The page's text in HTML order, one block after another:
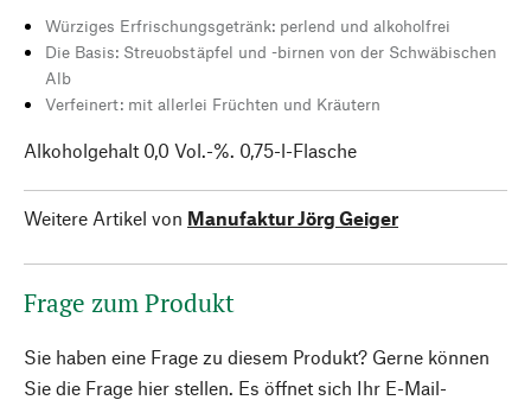
Würziges Erfrischungsgetränk: perlend und alkoholfrei
Die Basis: Streuobstäpfel und -birnen von der Schwäbischen
Alb
Verfeinert: mit allerlei Früchten und Kräutern
Alkoholgehalt 0,0 Vol.-%. 0,75-l-Flasche
Weitere Artikel von Manufaktur Jörg Geiger
Frage zum Produkt
Sie haben eine Frage zu diesem Produkt? Gerne können
Sie die Frage hier stellen. Es öffnet sich Ihr E-Mail-